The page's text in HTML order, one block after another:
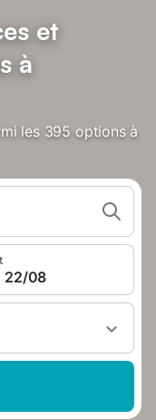
et
à
les 395 options à
22/08